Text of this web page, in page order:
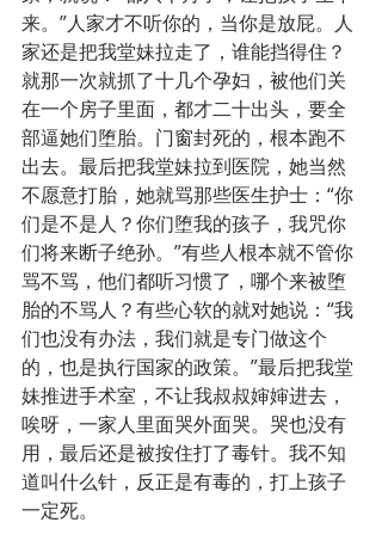
来。”人家才不听你的，当你是放屁。人
家还是把我堂妹拉走了，谁能挡得住？
就那一次就抓了十几个孕妇，被他们关
在一个房子里面，都才二十出头，要全
部逼她们堕胎。门窗封死的，根本跑不
出去。最后把我堂妹拉到医院，她当然
不愿意打胎，她就骂那些医生护士：“你
们是不是人？你们堕我的孩子，我咒你
们将来断子绝孙。”有些人根本就不管你
骂不骂，他们都听习惯了，哪个来被堕
胎的不骂人？有些心软的就对她说：“我
们也没有办法，我们就是专门做这个
的，也是执行国家的政策。”最后把我堂
妹推进手术室，不让我叔叔婶婶进去，
唉呀，一家人里面哭外面哭。哭也没有
用，最后还是被按住打了毒针。我不知
道叫什么针，反正是有毒的，打上孩子
一定死。